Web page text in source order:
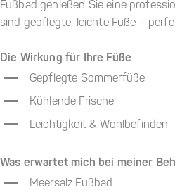
Fußbad genießen Sie eine
sind gepflegte, leichte Füße –
Die Wirkung für Ihre Füße
Gepflegte Sommerfüße
Kühlende Frische
Leichtigkeit & Wohlbefinden
Was erwartet mich bei meiner
Meersalz Fußbad